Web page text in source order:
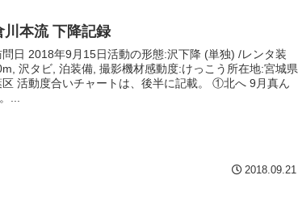
川本流 下降記録
日 2018年9月15日活動の形態:沢下降 (単独) /レンタ装
沢タビ, 泊装備, 撮影機材感動度:けっこう所在地:宮城県
区 活動度合いチャートは、後半に記載。 ①北へ 9月真ん
...
2018.09.21